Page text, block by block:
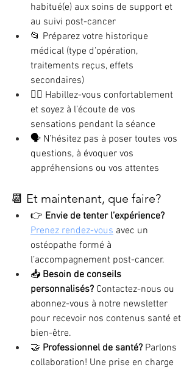
habitué(e) aux soins de support et
au suivi post-cancer
📂 Préparez votre historique
médical (type d’opération,
traitements reçus, effets
secondaires)
🧘‍♀️ Habillez-vous confortablement
et soyez à l’écoute de vos
sensations pendant la séance
🗣️ N’hésitez pas à poser toutes vos
questions, à évoquer vos
appréhensions ou vos attentes
📆 Et maintenant, que faire?
👉 Envie de tenter l’expérience?
Prenez rendez-vous avec un
ostéopathe formé à
l’accompagnement post-cancer.
📥 Besoin de conseils
personnalisés? Contactez-nous ou
abonnez-vous à notre newsletter
pour recevoir nos contenus santé et
bien-être.
🤝 Professionnel de santé? Parlons
collaboration! Une prise en charge